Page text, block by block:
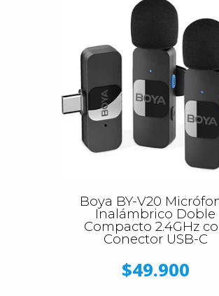
Boya BY-V20
Inalámbrico Doble
Compacto 2.4GHz
Conector USB-C
$49.900